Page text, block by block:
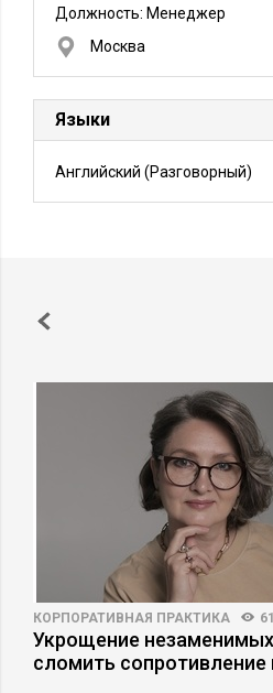
Должность: Менеджер
Москва
Языки
Английский (Разговорный)
КОРПОРАТИВНАЯ ПРАКТИКА
Укрощение
сломить